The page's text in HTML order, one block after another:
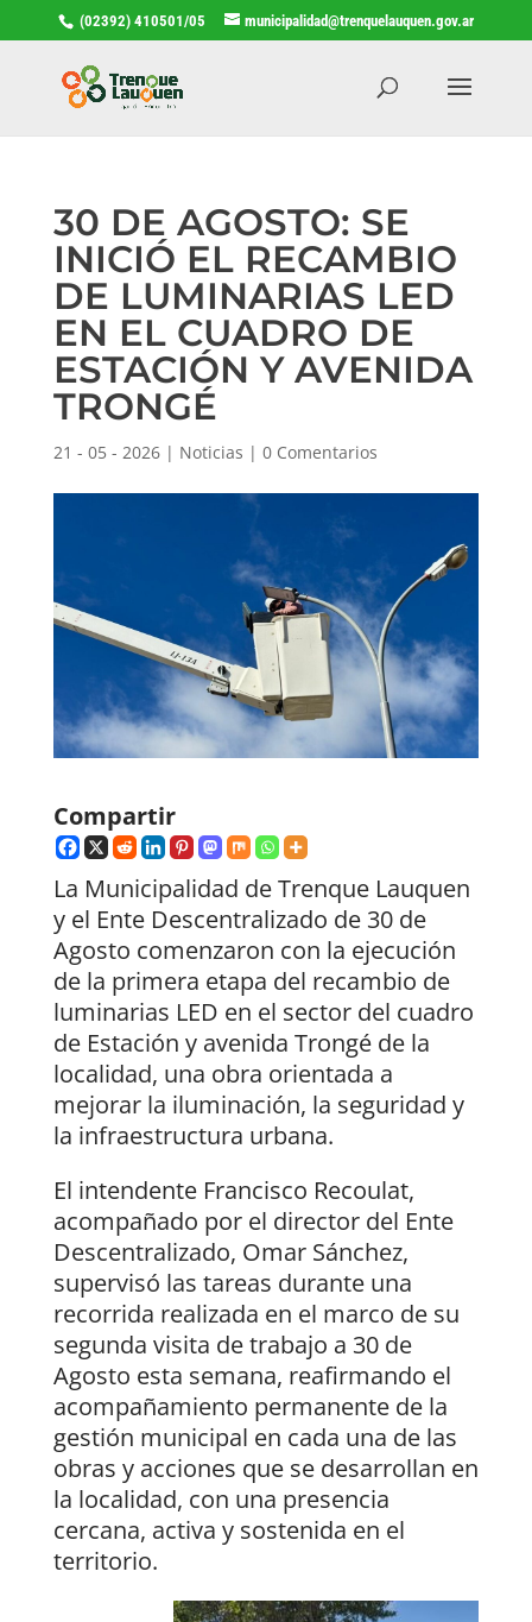
(02392) 410501/05 municipalidad@trenquelauquen.gov.ar
30 DE AGOSTO: SE
INICIÓ EL RECAMBIO
DE LUMINARIAS LED
EN EL CUADRO DE
ESTACIÓN Y AVENIDA
TRONGÉ
21 - 05 - 2026| Noticias | 0 Comentarios
Compartir
La Municipalidad de Trenque Lauquen
y el Ente Descentralizado de 30 de
Agosto comenzaron con la ejecución
de la primera etapa del recambio de
luminarias LED en el sector del cuadro
de Estación y avenida Trongé de la
localidad, una obra orientada a
mejorar la iluminación, la seguridad y
la infraestructura urbana.
El intendente Francisco Recoulat,
acompañado por el director del Ente
Descentralizado, Omar Sánchez,
supervisó las tareas durante una
recorrida realizada en el marco de su
segunda visita de trabajo a 30 de
Agosto esta semana, reafirmando el
acompañamiento permanente de la
gestión municipal en cada una de las
obras y acciones que se desarrollan en
la localidad, con una presencia
cercana, activa y sostenida en el
territorio.